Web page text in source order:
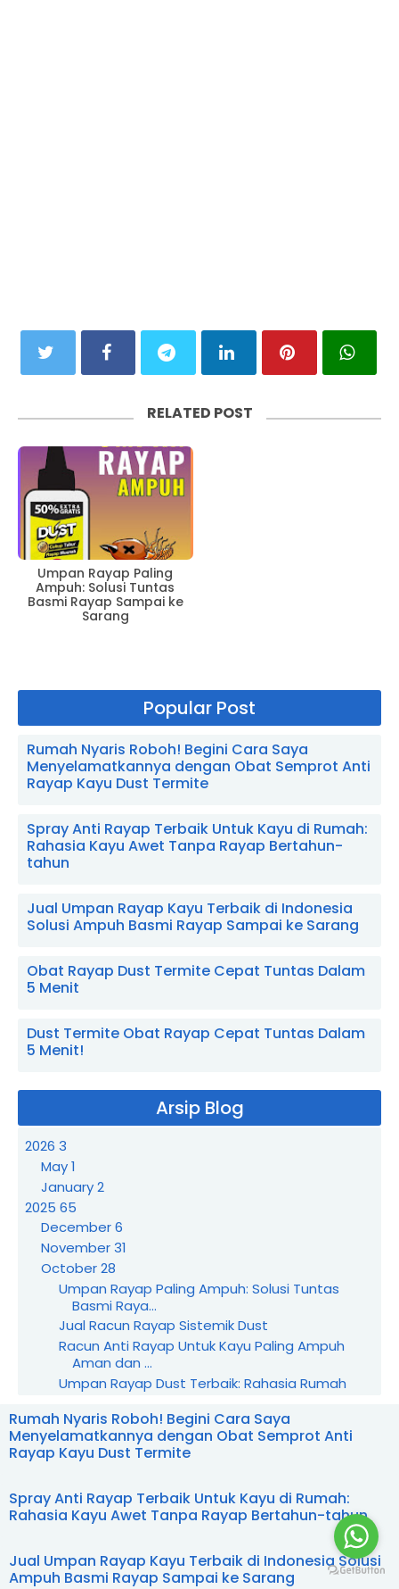
RELATED POST
Umpan Rayap Paling
Ampuh: Solusi Tuntas
Basmi Rayap Sampai ke
Sarang
Popular Post
Rumah Nyaris Roboh! Begini Cara Saya
Menyelamatkannya dengan Obat Semprot Anti
Rayap Kayu Dust Termite
Spray Anti Rayap Terbaik Untuk Kayu di Rumah:
Rahasia Kayu Awet Tanpa Rayap Bertahun-
tahun
Jual Umpan Rayap Kayu Terbaik di Indonesia
Solusi Ampuh Basmi Rayap Sampai ke Sarang
Obat Rayap Dust Termite Cepat Tuntas Dalam
5 Menit
Dust Termite Obat Rayap Cepat Tuntas Dalam
5 Menit!
Arsip Blog
2026 3
May1
January2
2025 65
December6
November31
October28
Umpan Rayap Paling Ampuh: Solusi Tuntas
Basmi Raya...
Jual Racun Rayap Sistemik Dust
Racun Anti Rayap Untuk Kayu Paling Ampuh
Aman dan ...
Umpan Rayap Dust Terbaik: Rahasia Rumah
Sistem Umpan Racun Rayap Ampuh: Solusi
Tuntas Raya...
Umpan Rayap Tanah Dust – Solusi Ampuh Biar
Jual Umpan Rayap Kayu Terbaik di Indonesia
Solusi ...
Jual Racun Rayap Kayu Paling Ampuh yang
STOP Rayap! Ini Obat Anti Rayap Kayu Terbaik
Rumah Nyaris Roboh! Begini Cara Saya
Menyelamatkannya dengan Obat Semprot Anti
Rayap Kayu Dust Termite
Spray Anti Rayap Terbaik Untuk Kayu di Rumah:
Rahasia Kayu Awet Tanpa Rayap Bertahun-tahun
Jual Umpan Rayap Kayu Terbaik di Indonesia Solusi
Ampuh Basmi Rayap Sampai ke Sarang